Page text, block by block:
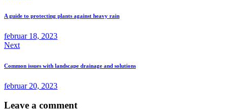
A guide to protecting plants against heavy rain
februar 18, 2023
Next
Common issues with landscape drainage and solutions
februar 20, 2023
Leave a comment